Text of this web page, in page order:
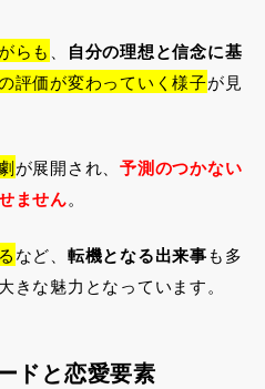
らも
自分の理想と信念に基
評価が変わっていく様子が見
が展開され、予測のつかない
ません。
など、 転機となる出来事も多
きな魅力となっています。
ドと恋愛要素